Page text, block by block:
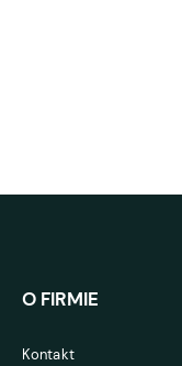
O FIRMIE
Kontakt